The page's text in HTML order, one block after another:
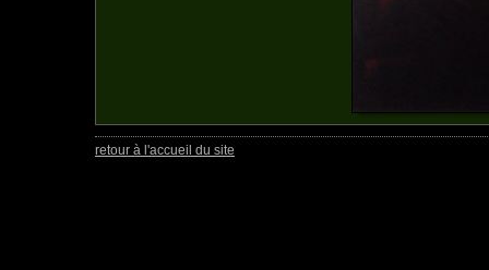
retour à l'accueil du site